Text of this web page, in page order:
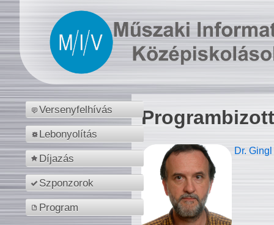
Versenyfelhívás
Lebonyolítás
Díjazás
Szponzorok
Program
Dr.